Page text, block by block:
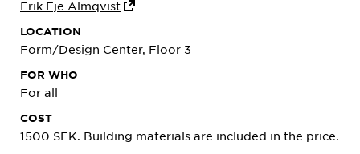
Erik Eje Almqvist
LOCATION
Form/Design Center, Floor 3
FOR WHO
For all
COST
1500 SEK. Building materials are included in the price.